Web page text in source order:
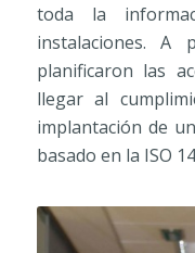
toda la
instalaciones. A
planificaron las
llegar al
implantación de
basado en la ISO